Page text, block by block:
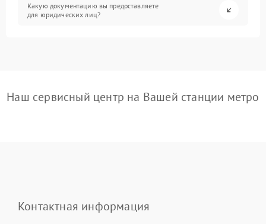
Какую документацию вы предоставляете
для юридических лиц?
Наш сервисный центр на Вашей станции метро
Контактная информация